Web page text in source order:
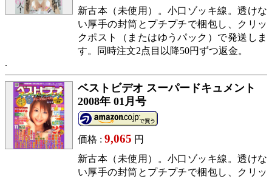
新古本（未使用）。小口ゾッキ線。透けな
い厚手の封筒とプチプチで梱包し、クリッ
クポスト（またはゆうパック）で発送しま
す。同時注文2点目以降50円ずつ返金。
ベストビデオ スーパードキュメント
2008年 01月号
価格 : 9,065 円
新古本（未使用）。小口ゾッキ線。透けな
い厚手の封筒とプチプチで梱包し、クリッ